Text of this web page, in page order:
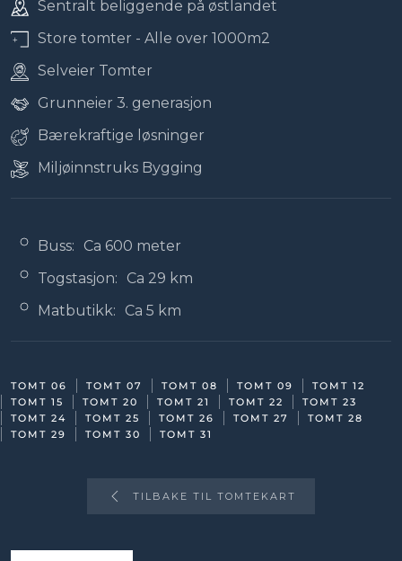
Sentralt beliggende på østlandet
Store tomter - Alle over 1000m2
Selveier Tomter
Grunneier 3. generasjon
Bærekraftige løsninger
Miljøinnstruks Bygging
Buss:
Ca 600 meter
Togstasjon:
Ca 29 km
Matbutikk:
Ca 5 km
TOMT 06 TOMT 07 TOMT 08 TOMT 09
TOMT 12
TOMT 15
TOMT 20 TOMT 21 TOMT 22
TOMT 23
TOMT 24
TOMT 25 TOMT 26 TOMT 27
TOMT 28
TOMT 29
TOMT 30 TOMT 31
TILBAKE TIL TOMTEKART